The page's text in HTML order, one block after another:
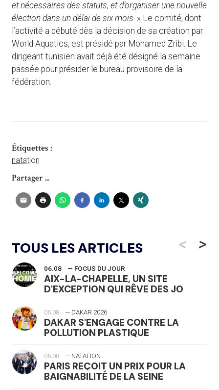
et nécessaires des statuts, et d’organiser une nouvelle
élection dans un délai de six mois. » Le comité, dont
l’activité a débuté dès la décision de sa création par
World Aquatics, est présidé par Mohamed Zribi. Le
dirigeant tunisien avait déjà été désigné la semaine
passée pour présider le bureau provisoire de la
fédération.
Étiquettes :
natation
Partager ...
TOUS LES ARTICLES <
06.08 — FOCUS DU JOUR
AIX-LA-CHAPELLE, UN SITE
D'EXCEPTION QUI RÊVE DES JO
06.08 — DAKAR 2026
DAKAR S'ENGAGE CONTRE LA
POLLUTION PLASTIQUE
06.08 — NATATION
PARIS REÇOIT UN PRIX POUR LA
BAIGNABILITÉ DE LA SEINE
>